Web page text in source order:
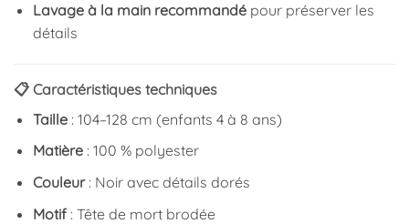
Lavage à la main recommandépour préserver les
détails
📋 Caractéristiques techniques
Taille: 104–128 cm (enfants 4 à 8 ans)
Matière: 100 % polyester
Couleur: Noir avec détails dorés
Motif: Tête de mort brodée